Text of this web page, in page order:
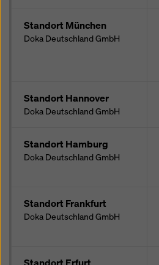
Standort München
Doka Deutschland GmbH
Standort Hannover
Doka Deutschland GmbH
Standort Hamburg
Doka Deutschland GmbH
Standort Frankfurt
Doka Deutschland GmbH